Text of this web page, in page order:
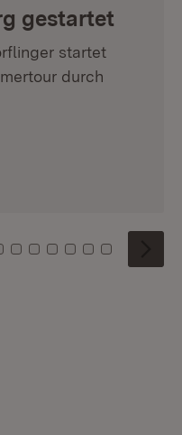
gestartet
startet
durch
4 5 6
Kachel: 7
Kachel: 8
Zu Kachel: 9
Zu Kachel: 10
Zu Kachel: 11
Zu Kachel: 12
Zu Kachel:
Zu